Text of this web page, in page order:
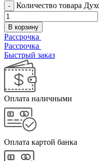
Количество товара
В корзину
Рассрочка
Рассрочка
Быстрый заказ
Оплата наличными
Оплата картой банка